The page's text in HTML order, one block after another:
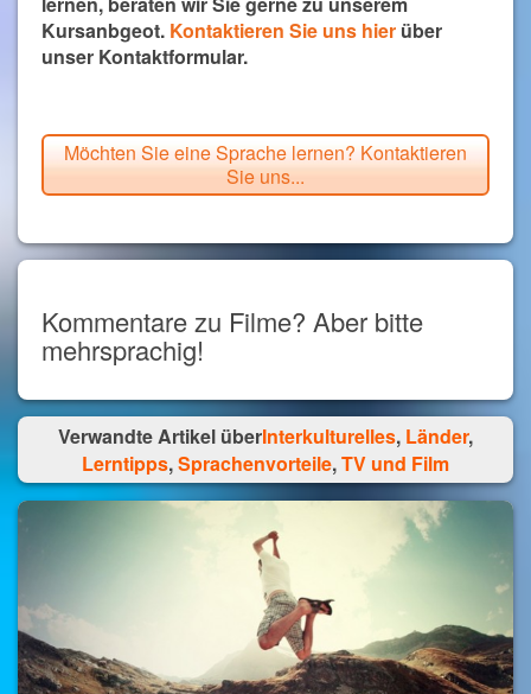
Kursanbgeot. Kontaktieren Sie uns hier über
unser Kontaktformular.
Möchten Sie eine Sprache lernen? Kontaktieren
Sie uns...
Kommentare zu Filme? Aber bitte
mehrsprachig!
Verwandte Artikel überInterkulturelles, Länder,
Lerntipps,Sprachenvorteile,TV und Film